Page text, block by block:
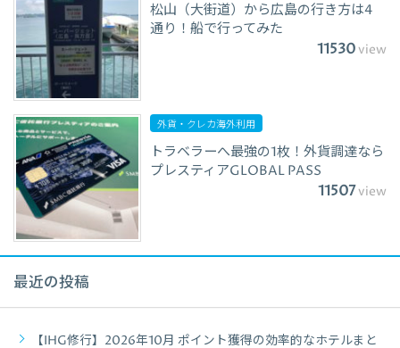
松山（大街道）から広島の行き方は4
通り！船で行ってみた
11530view
外貨・クレカ海外利用
トラベラーへ最強の1枚！外貨調達なら
プレスティアGLOBAL PASS
11507view
最近の投稿
【IHG修行】2026年10月 ポイント獲得の効率的なホテルまと